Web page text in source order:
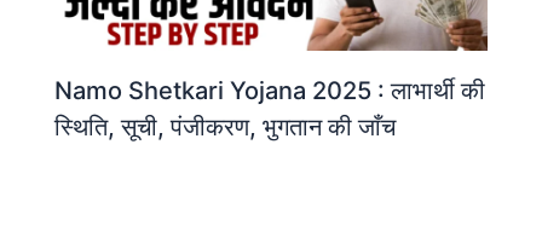
Namo Shetkari Yojana 2025 : लाभार्थी की
स्थिति, सूची, पंजीकरण, भुगतान की जाँच